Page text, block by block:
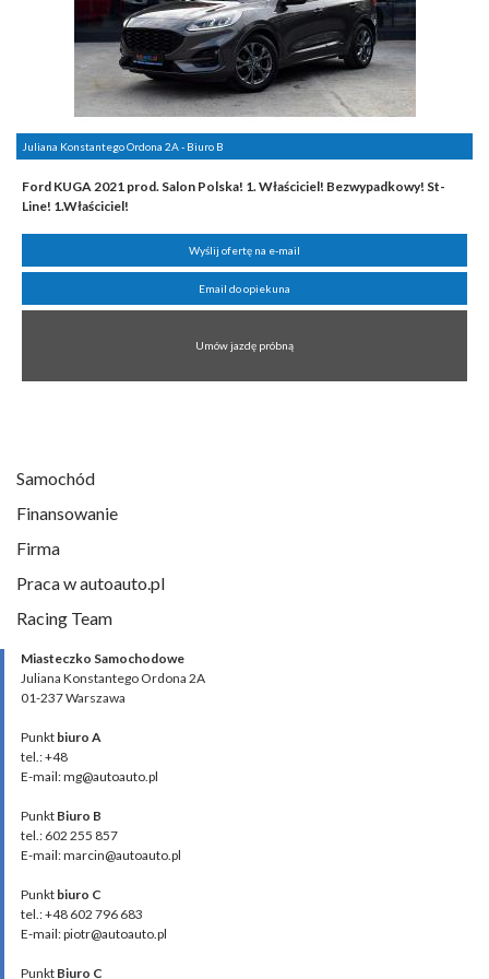
Juliana Konstantego Ordona 2A - Biuro B
Ford KUGA 2021 prod. Salon Polska! 1. Właściciel! Bezwypadkowy! St-
Line! 1.Właściciel!
Wyślij ofertę na e-mail
Email do opiekuna
Umów jazdę próbną
Samochód
Finansowanie
Firma
Praca w autoauto.pl
Racing Team
Miasteczko Samochodowe
Juliana Konstantego Ordona 2A
01-237 Warszawa
Punkt biuro A
tel.: +48
E-mail: mg@autoauto.pl
Punkt Biuro B
tel.: 602 255 857
E-mail: marcin@autoauto.pl
Punkt biuro C
tel.: +48 602 796 683
E-mail: piotr@autoauto.pl
Punkt Biuro C